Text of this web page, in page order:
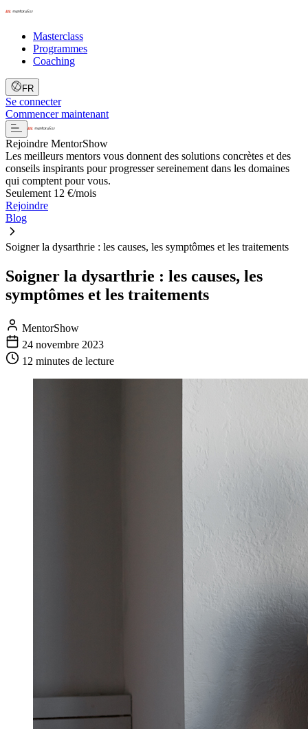
Masterclass
Programmes
Coaching
FR
Se connecter
Commencer maintenant
Rejoindre MentorShow
Les meilleurs mentors vous donnent des solutions concrètes et des
conseils inspirants pour progresser sereinement dans les domaines
qui comptent pour vous.
Seulement 12 €/mois
Rejoindre
Blog
Soigner la dysarthrie : les causes, les symptômes et les traitements
Soigner la dysarthrie : les causes, les
symptômes et les traitements
MentorShow
24 novembre 2023
12 minutes de lecture